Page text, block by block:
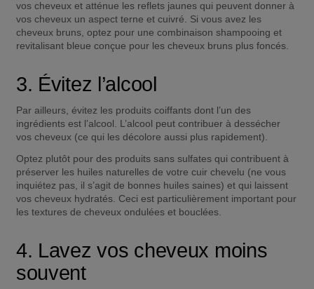
vos cheveux et atténue les reflets jaunes qui peuvent donner à
vos cheveux un aspect terne et cuivré. Si vous avez les
cheveux bruns, optez pour une combinaison shampooing et
revitalisant bleue conçue pour les cheveux bruns plus foncés.
3. Évitez l’alcool
Par ailleurs, évitez les produits coiffants dont l’un des
ingrédients est l’alcool. L’alcool peut contribuer à dessécher
vos cheveux (ce qui les décolore aussi plus rapidement).
Optez plutôt pour des produits sans sulfates qui contribuent à
préserver les huiles naturelles de votre cuir chevelu (ne vous
inquiétez pas, il s’agit de bonnes huiles saines) et qui laissent
vos cheveux hydratés. Ceci est particulièrement important pour
les textures de cheveux ondulées et bouclées.
4. Lavez vos cheveux moins
souvent